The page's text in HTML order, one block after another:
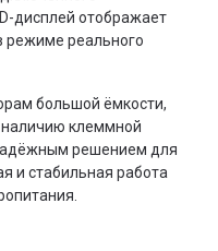
дисплей отображает
режиме реального
большой ёмкости,
наличию клеммной
решением для
и стабильная работа